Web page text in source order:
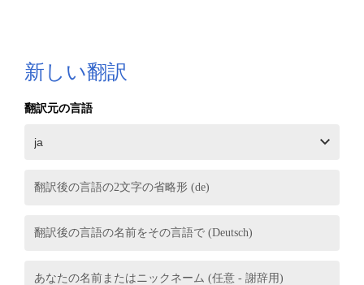
新しい翻訳
翻訳元の言語
翻訳後の言語の2文字の省略形 (de)
翻訳後の言語の名前をその言語で (Deutsch)
あなたの名前またはニックネーム (任意 - 謝辞用)